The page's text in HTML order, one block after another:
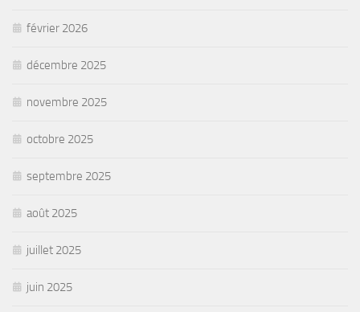
février 2026
décembre 2025
novembre 2025
octobre 2025
septembre 2025
août 2025
juillet 2025
juin 2025